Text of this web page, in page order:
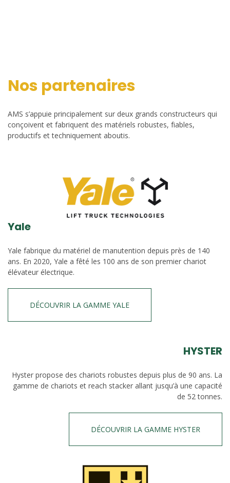
Nos partenaires
AMS s’appuie principalement sur deux grands constructeurs qui
conçoivent et fabriquent des matériels robustes, fiables,
productifs et techniquement aboutis.
Yale
Yale fabrique du matériel de manutention depuis près de 140
ans. En 2020, Yale a fêté les 100 ans de son premier chariot
élévateur électrique.
DÉCOUVRIR LA GAMME YALE
HYSTER
Hyster propose des chariots robustes depuis plus de 90 ans. La
gamme de chariots et reach stacker allant jusqu’à une capacité
de 52 tonnes.
DÉCOUVRIR LA GAMME HYSTER